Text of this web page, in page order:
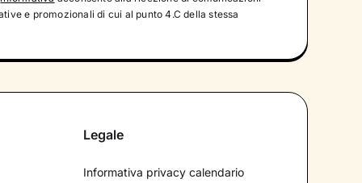
e promozionali di cui al punto 4.C della stessa
Legale
Informativa privacy calendario